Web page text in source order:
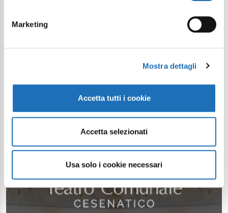
Marketing
Mostra dettagli
Accetta tutti i cookie
Accetta selezionati
Usa solo i cookie necessari